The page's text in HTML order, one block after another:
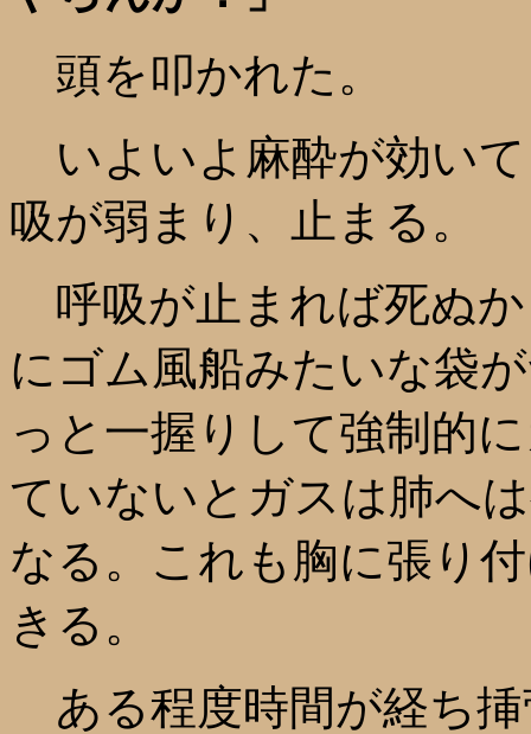
頭を叩かれた。
いよいよ麻酔が効い
吸が弱まり、止まる。
呼吸が止まれば死ぬ
にゴム風船みたいな袋
っと一握りして強制的
ていないとガスは肺へ
なる。これも胸に張り
きる。
ある程度時間が経ち